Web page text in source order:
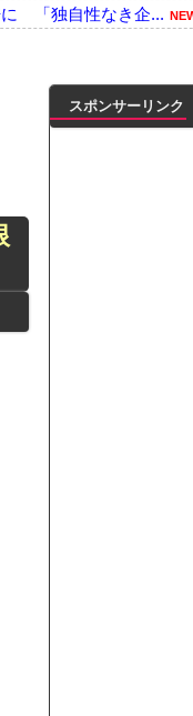
に 「独自性なき企...
まったお金はその後どう
、オカルト系で NEW!
件」日教組「同志社批
こちらｗｗｗｗｗｗｗｗ
って事務所を襲撃...
スポンサーリンク